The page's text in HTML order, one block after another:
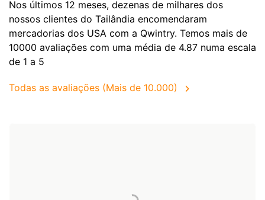
Nos últimos 12 meses, dezenas de milhares dos
nossos clientes do Tailândia encomendaram
mercadorias dos USA com a Qwintry. Temos mais de
10000 avaliações com uma média de 4.87 numa escala
de 1 a 5
Todas as avaliações (Mais de 10.000)